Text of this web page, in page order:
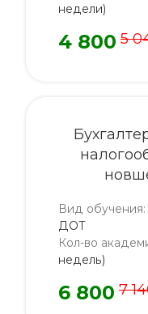
недели)
4 800 5
Вид обучения:
ДОТ
Кол-во
недель)
6 800 7